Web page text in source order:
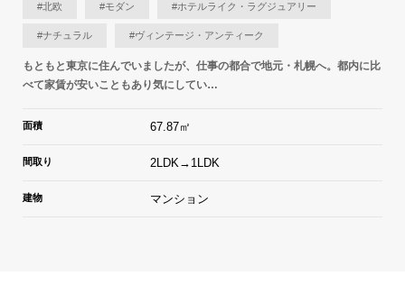
#北欧 #モダン #ホテルライク・ラグジュアリー
#ナチュラル #ヴィンテージ・アンティーク
もともと東京に住んでいましたが、仕事の都合で地元・札幌へ。都内に比
べて家賃が安いこともあり気にしてい…
面積 67.87㎡
間取り 2LDK→1LDK
建物 マンション